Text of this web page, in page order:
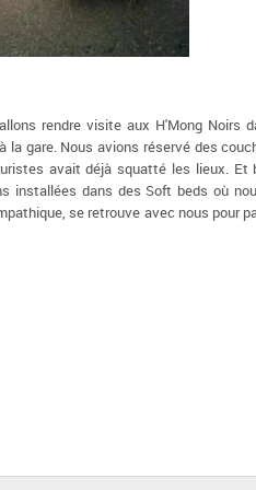
rendre visite aux H'Mong Noirs
gare. Nous avions réservé des
avait déjà squatté les lieux. Et
installées dans des Soft beds où
se retrouve avec nous pour